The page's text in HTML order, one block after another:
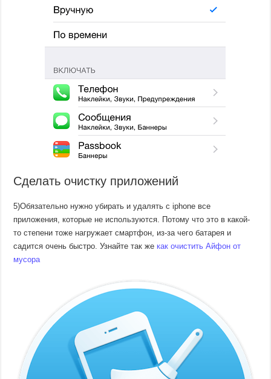
Сделать очистку приложений
5)Обязательно нужно убирать и удалять с iphone все
приложения, которые не используются. Потому что это в какой-
то степени тоже нагружает смартфон, из-за чего батарея и
садится очень быстро. Узнайте так же как очистить Айфон от
мусора